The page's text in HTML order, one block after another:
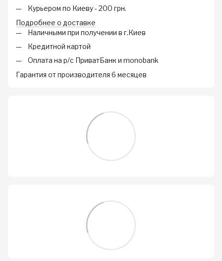
Курьером по Киеву - 200 грн.
Подробнее о доставке
Наличными при получении в г.Киев
Кредитной картой
Оплата на р/с ПриватБанк и monobank
Гарантия от производителя 6 месяцев